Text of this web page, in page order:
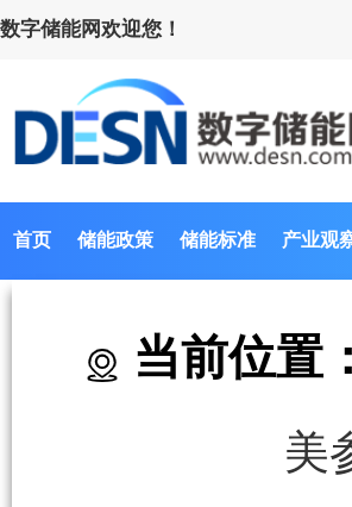
数字储能网欢迎您！
首页 储能政策 储能标准 产业观
当前位置：
美